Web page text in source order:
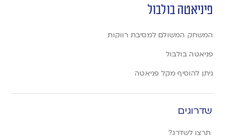
פיניאטה בולבול
המשחק המשולם למסיבת רווקות
פניאטה בולבול
ניתן להוסיף מקל פניאטה
שדרוגים
תרצו לשדרג?